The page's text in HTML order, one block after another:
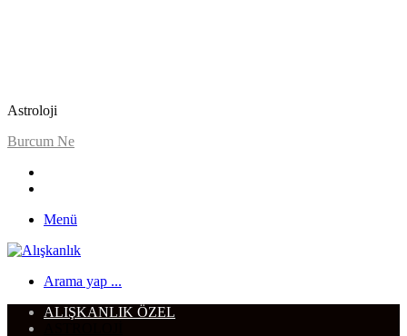
Astroloji
Burcum Ne
Menü
Arama yap ...
ALIŞKANLIK ÖZEL